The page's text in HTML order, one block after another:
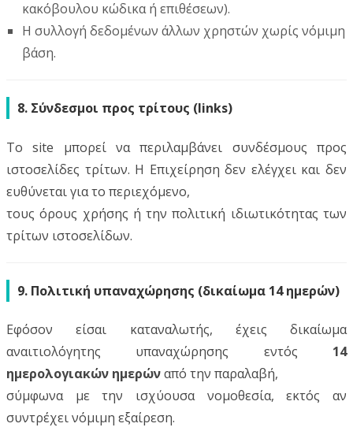
κακόβουλου κώδικα ή επιθέσεων).
Η συλλογή δεδομένων άλλων χρηστών χωρίς νόμιμη
βάση.
8. Σύνδεσμοι προς τρίτους (links)
Το site μπορεί να περιλαμβάνει συνδέσμους προς
ιστοσελίδες τρίτων. Η Επιχείρηση δεν ελέγχει και δεν
ευθύνεται για το περιεχόμενο,
τους όρους χρήσης ή την πολιτική ιδιωτικότητας των
τρίτων ιστοσελίδων.
9. Πολιτική υπαναχώρησης (δικαίωμα 14 ημερών)
Εφόσον είσαι καταναλωτής, έχεις δικαίωμα
αναιτιολόγητης υπαναχώρησης εντός 14
ημερολογιακών ημερώναπό την παραλαβή,
σύμφωνα με την ισχύουσα νομοθεσία, εκτός αν
συντρέχει νόμιμη εξαίρεση.